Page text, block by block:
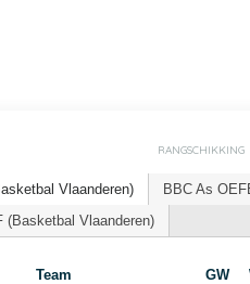
RANGSCHIKKING
Vlaanderen)
BBC As
(Basketbal Vlaanderen)
Team GW